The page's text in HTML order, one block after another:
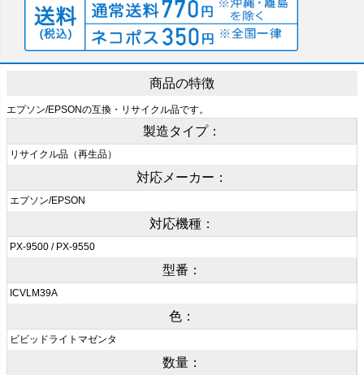
商品の特徴
エプソン/EPSONの互換・リサイクル品です。
製造タイプ：
リサイクル品（再生品）
対応メーカー：
エプソン/EPSON
対応機種：
PX-9500 / PX-9550
型番：
ICVLM39A
色：
ビビッドライトマゼンタ
数量：